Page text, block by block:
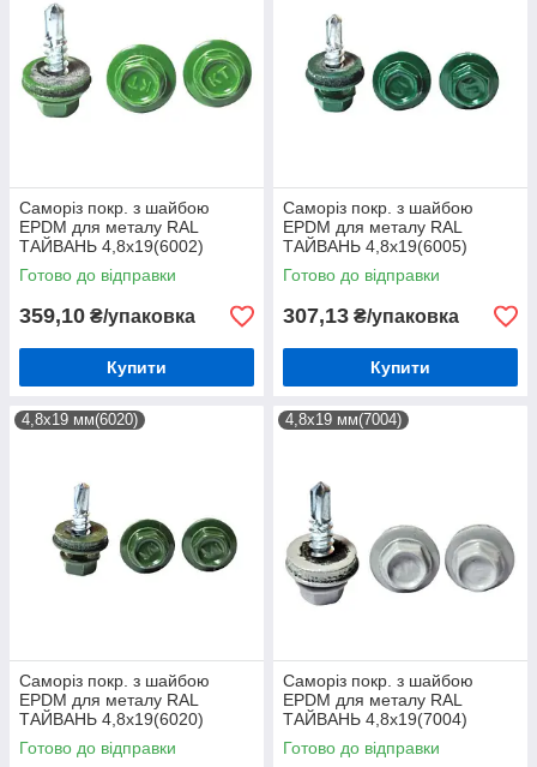
Саморіз покр. з шайбою
EPDM для металу RAL
ТАЙВАНЬ 4,8х19(6002)
(250шт)
Готово до відправки
359,10 ₴/упаковка
Купити
Саморіз покр. з шайбою
EPDM для металу RAL
ТАЙВАНЬ 4,8х19(6005)
(250шт)
Готово до відправки
307,13 ₴/упаковка
Купити
4,8х19 мм(6020)
Саморіз покр. з шайбою
EPDM для металу RAL
ТАЙВАНЬ 4,8х19(6020)
(250шт)
Готово до відправки
4,8х19 мм(7004)
Саморіз покр. з шайбою
EPDM для металу RAL
ТАЙВАНЬ 4,8х19(7004)
(250шт)
Готово до відправки